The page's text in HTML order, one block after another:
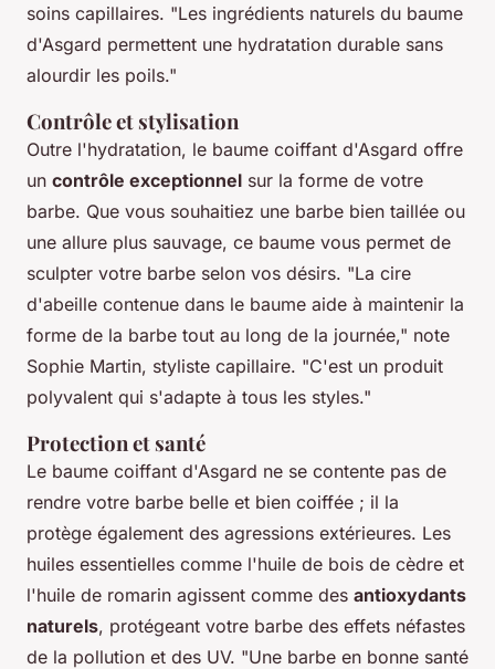
soins capillaires. "Les ingrédients naturels du baume
d'Asgard permettent une hydratation durable sans
alourdir les poils."
Contrôle et stylisation
Outre l'hydratation, le baume coiffant d'Asgard offre
un contrôle exceptionnel sur la forme de votre
barbe. Que vous souhaitiez une barbe bien taillée ou
une allure plus sauvage, ce baume vous permet de
sculpter votre barbe selon vos désirs. "La cire
d'abeille contenue dans le baume aide à maintenir la
forme de la barbe tout au long de la journée," note
Sophie Martin, styliste capillaire. "C'est un produit
polyvalent qui s'adapte à tous les styles."
Protection et santé
Le baume coiffant d'Asgard ne se contente pas de
rendre votre barbe belle et bien coiffée ; il la
protège également des agressions extérieures. Les
huiles essentielles comme l'huile de bois de cèdre et
l'huile de romarin agissent comme des antioxydants
naturels, protégeant votre barbe des effets néfastes
de la pollution et des UV. "Une barbe en bonne santé